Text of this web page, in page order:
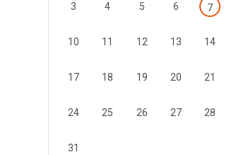
3 4 5 6 7
10 11 12 13 14
17 18 19 20 21
24 25 26 27 28
31